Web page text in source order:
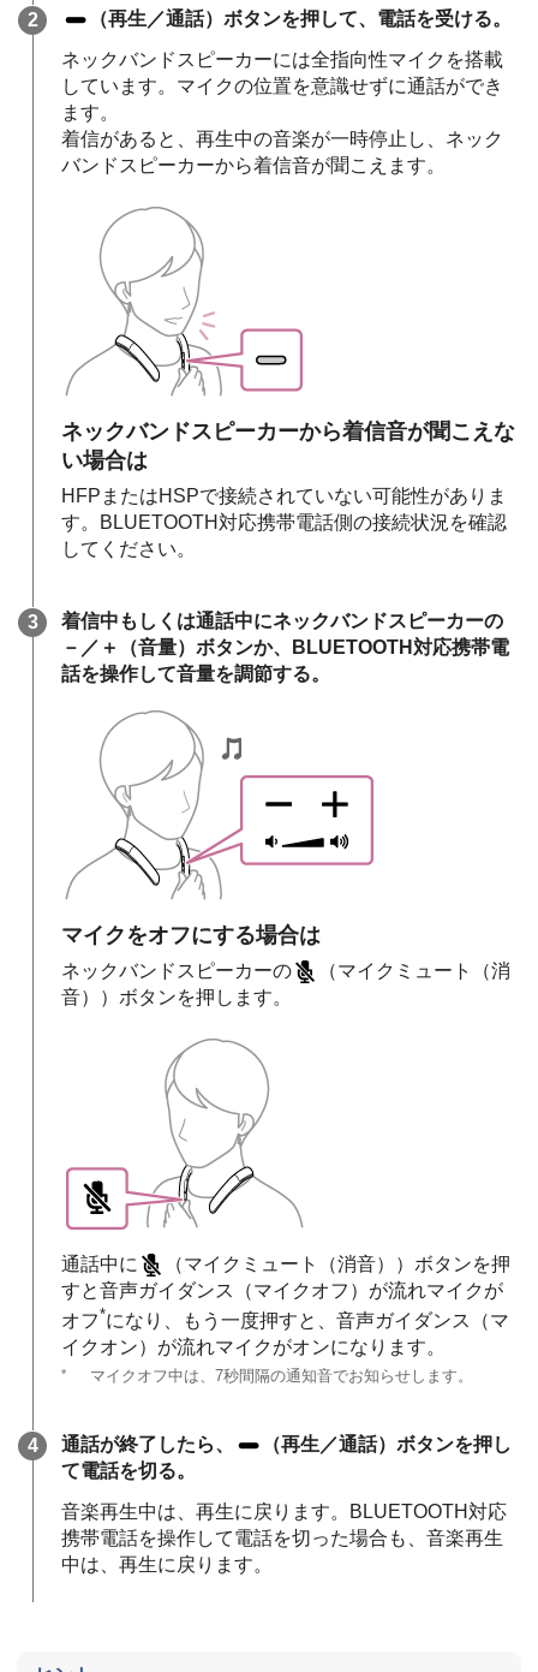
（再生／通話）ボタンを押して、電話を受ける。
ネックバンドスピーカーには全指向性マイクを搭載
しています。マイクの位置を意識せずに通話ができ
ます。
着信があると、再生中の音楽が一時停止し、ネック
バンドスピーカーから着信音が聞こえます。
ネックバンドスピーカーから着信音が聞こえな
い場合は
HFPまたはHSPで接続されていない可能性がありま
す。BLUETOOTH対応携帯電話側の接続状況を確認
してください。
着信中もしくは通話中にネックバンドスピーカーの
－／＋（音量）ボタンか、BLUETOOTH対応携帯電
話を操作して音量を調節する。
マイクをオフにする場合は
ネックバンドスピーカーの
（マイクミュート（消
音））ボタンを押します。
通話中に
（マイクミュート（消音））ボタンを押
すと音声ガイダンス（マイクオフ）が流れマイクが
オフ*になり、もう一度押すと、音声ガイダンス（マ
イクオン）が流れマイクがオンになります。
* マイクオフ中は、7秒間隔の通知音でお知らせします。
通話が終了したら、
（再生／通話）ボタンを押し
て電話を切る。
音楽再生中は、再生に戻ります。BLUETOOTH対応
携帯電話を操作して電話を切った場合も、音楽再生
中は、再生に戻ります。